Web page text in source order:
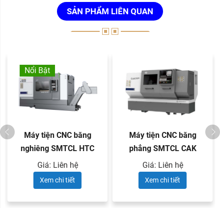
SẢN PHẨM LIÊN QUAN
Nổi Bật
Máy tiện CNC băng
nghiêng SMTCL HTC
series
Giá: Liên hệ
Xem chi tiết
Máy tiện CNC băng
phẳng SMTCL CAK
series
Giá: Liên hệ
Xem chi tiết